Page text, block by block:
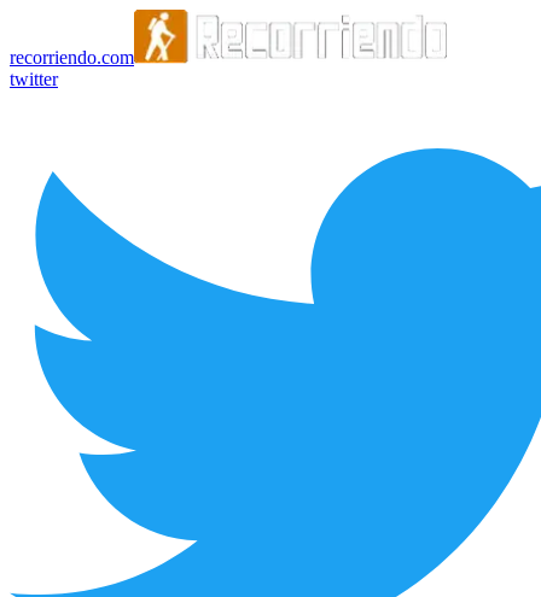
recorriendo.com
twitter